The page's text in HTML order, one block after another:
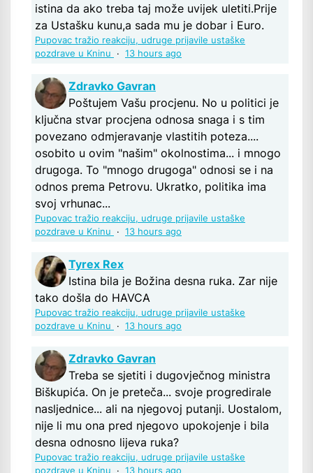
istina da ako treba taj može uvijek uletiti.Prije
za Ustašku kunu,a sada mu je dobar i Euro.
Pupovac tražio reakciju, udruge prijavile ustaške
pozdrave u Kninu
· 13 hours ago
Zdravko Gavran
Poštujem Vašu procjenu. No u politici je
ključna stvar procjena odnosa snaga i s tim
povezano odmjeravanje vlastitih poteza....
osobito u ovim "našim" okolnostima... i mnogo
drugoga. To "mnogo drugoga" odnosi se i na
odnos prema Petrovu. Ukratko, politika ima
svoj vrhunac...
Pupovac tražio reakciju, udruge prijavile ustaške
pozdrave u Kninu
· 13 hours ago
Tyrex Rex
Istina bila je Božina desna ruka. Zar nije
tako došla do HAVCA
Pupovac tražio reakciju, udruge prijavile ustaške
pozdrave u Kninu
· 13 hours ago
Zdravko Gavran
Treba se sjetiti i dugovječnog ministra
Biškupića. On je preteča... svoje progredirale
nasljednice... ali na njegovoj putanji. Uostalom,
nije li mu ona pred njegovo upokojenje i bila
desna odnosno lijeva ruka?
Pupovac tražio reakciju, udruge prijavile ustaške
pozdrave u Kninu
· 13 hours ago